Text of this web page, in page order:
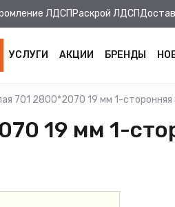
ЛДСП Раскрой ЛДСП
УСЛУГИ АКЦИИ БРЕНДЫ
701 2800*2070 19 мм 1-сторонняя
19 мм 1-